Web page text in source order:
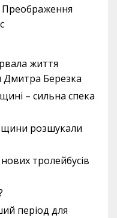
життя
Березка
– сильна спека
розшукали
тролейбусів
період для